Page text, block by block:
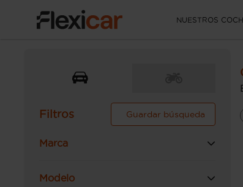
NUESTROS
Filtros Guardar búsqueda
Marca
Modelo